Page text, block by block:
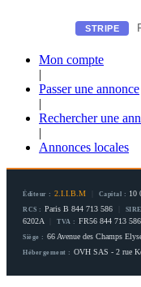
STRIPE
Mon compte
|
Passer une annonce
|
Rechercher une
|
Annonces locales
Éditeur : 2.I.I.B.M Capital : 10
RCS : Paris B 844 713 586
6202A TVA : FR56 844 713 586
Siège : 66 Avenue des Champs
Hébergement : OVH SAS - 2 rue